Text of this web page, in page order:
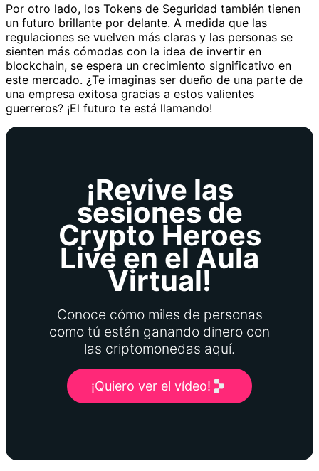
Por otro lado, los Tokens de Seguridad también tienen
un futuro brillante por delante. A medida que las
regulaciones se vuelven más claras y las personas se
sienten más cómodas con la idea de invertir en
blockchain, se espera un crecimiento significativo en
este mercado. ¿Te imaginas ser dueño de una parte de
una empresa exitosa gracias a estos valientes
guerreros? ¡El futuro te está llamando!
¡Revive las
sesiones de
Crypto Heroes
Live en el Aula
Virtual!
Conoce cómo miles de personas
como tú están ganando dinero con
las criptomonedas aquí.
¡Quiero ver el vídeo!